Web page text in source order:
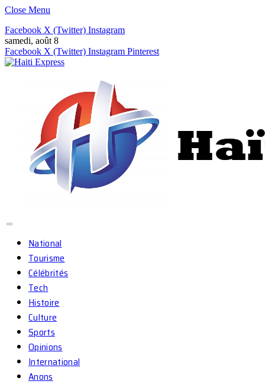
Close Menu
Facebook X (Twitter) Instagram
samedi, août 8
Facebook X (Twitter) Instagram Pinterest
National
Tourisme
Célébrités
Tech
Histoire
Culture
Sports
Opinions
International
Anons